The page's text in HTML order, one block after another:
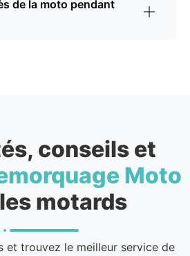
de la moto pendant
conseils et
Moto
motards
et trouvez le meilleur service de